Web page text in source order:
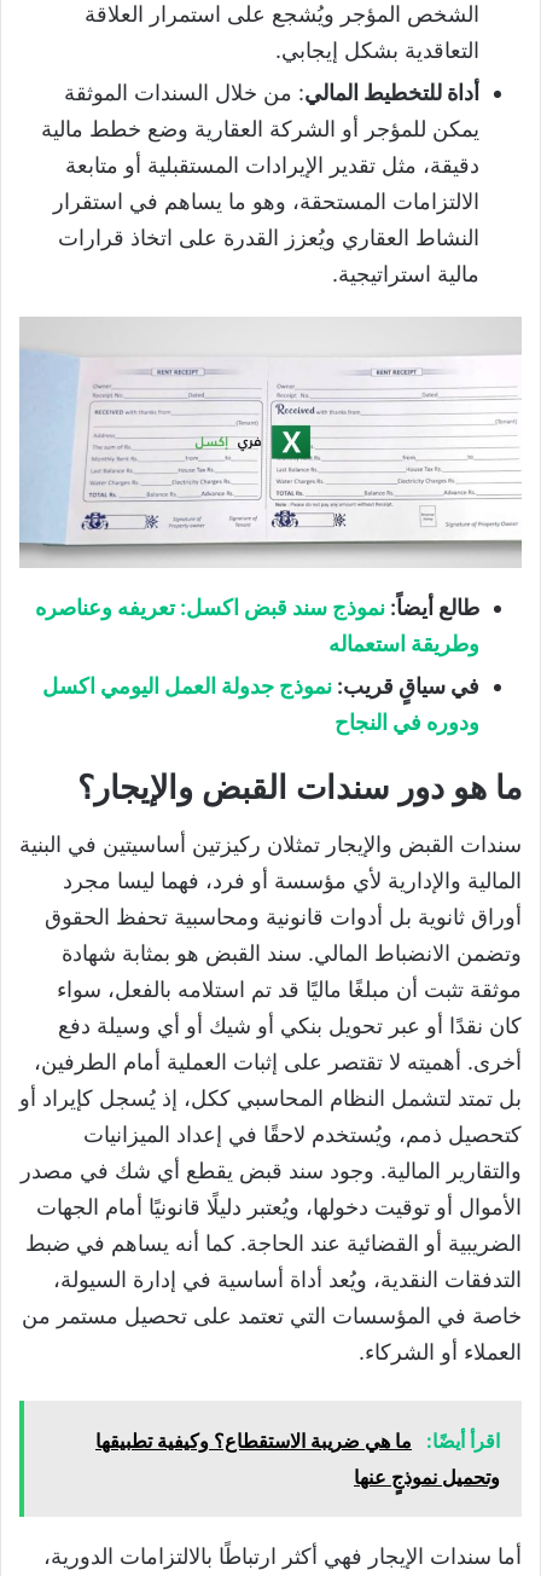
الشخص المؤجر ويُشجع على استمرار العلاقة
التعاقدية بشكل إيجابي.
أداة للتخطيط المالي: من خلال السندات الموثقة
يمكن للمؤجر أو الشركة العقارية وضع خطط مالية
دقيقة، مثل تقدير الإيرادات المستقبلية أو متابعة
الالتزامات المستحقة، وهو ما يساهم في استقرار
النشاط العقاري ويُعزز القدرة على اتخاذ قرارات
مالية استراتيجية.
طالع أيضاً: نموذج سند قبض اكسل: تعريفه وعناصره
وطريقة استعماله
في سياقٍ قريب: نموذج جدولة العمل اليومي اكسل
ودوره في النجاح
ما هو دور سندات القبض والإيجار؟
سندات القبض والإيجار تمثلان ركيزتين أساسيتين في البنية
المالية والإدارية لأي مؤسسة أو فرد، فهما ليسا مجرد
أوراق ثانوية بل أدوات قانونية ومحاسبية تحفظ الحقوق
وتضمن الانضباط المالي. سند القبض هو بمثابة شهادة
موثقة تثبت أن مبلغًا ماليًا قد تم استلامه بالفعل، سواء
كان نقدًا أو عبر تحويل بنكي أو شيك أو أي وسيلة دفع
أخرى. أهميته لا تقتصر على إثبات العملية أمام الطرفين،
بل تمتد لتشمل النظام المحاسبي ككل، إذ يُسجل كإيراد أو
كتحصيل ذمم، ويُستخدم لاحقًا في إعداد الميزانيات
والتقارير المالية. وجود سند قبض يقطع أي شك في مصدر
الأموال أو توقيت دخولها، ويُعتبر دليلًا قانونيًا أمام الجهات
الضريبية أو القضائية عند الحاجة. كما أنه يساهم في ضبط
التدفقات النقدية، ويُعد أداة أساسية في إدارة السيولة،
خاصة في المؤسسات التي تعتمد على تحصيل مستمر من
العملاء أو الشركاء.
اقرأ أيضًا:
ما هي ضريبة الاستقطاع؟ وكيفية تطبيقها
وتحميل نموذجٍ عنها
أما سندات الإيجار فهي أكثر ارتباطًا بالالتزامات الدورية،